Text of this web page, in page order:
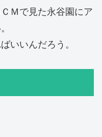
Ｍで見た永谷園にア
いいんだろう。